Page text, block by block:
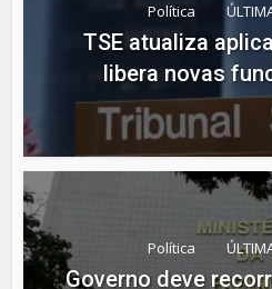
Política
TSE atualiza
libera novas
Política
Governo deve